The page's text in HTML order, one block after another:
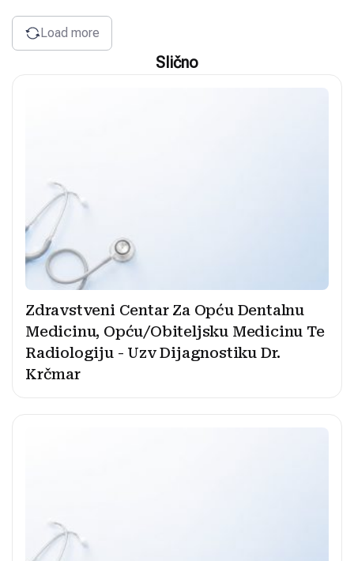
Load more
Slično
Zdravstveni Centar Za Opću Dentalnu
Medicinu, Opću/Obiteljsku Medicinu Te
Radiologiju - Uzv Dijagnostiku Dr.
Krčmar